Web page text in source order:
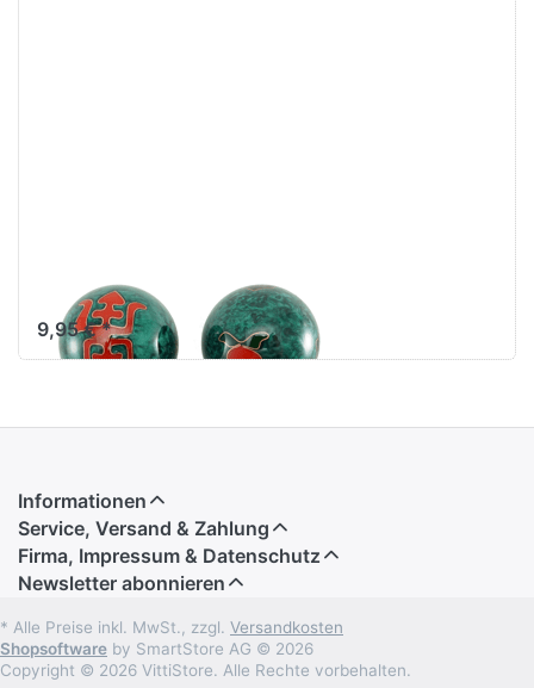
43 mm
9,95 € *
Informationen
Service, Versand & Zahlung
Firma, Impressum & Datenschutz
Newsletter abonnieren
* Alle Preise inkl. MwSt., zzgl. Versandkosten
Shopsoftware by SmartStore AG © 2026
Copyright © 2026 VittiStore. Alle Rechte vorbehalten.